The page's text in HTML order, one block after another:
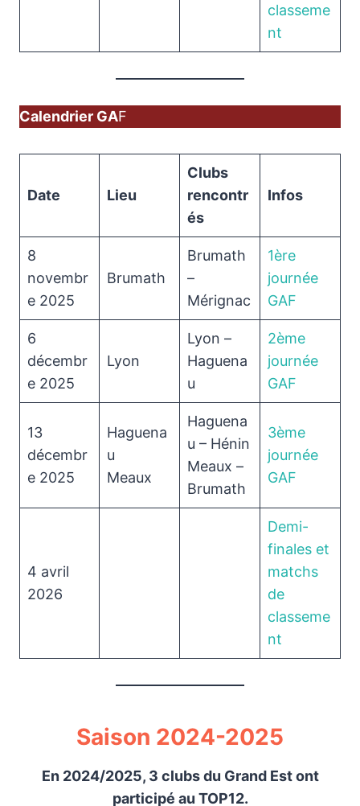
classeme
nt
Calendrier GAF
Date Lieu
Clubs
rencontr
és
Infos
8
novembr
e 2025
Brumath
Brumath
–
Mérignac
1ère
journée
GAF
6
décembr
e 2025
Lyon
Lyon –
Haguena
u
2ème
journée
GAF
13
décembr
e 2025
Haguena
u
Meaux
Haguena
u – Hénin
Meaux –
Brumath
3ème
journée
GAF
4 avril
2026
Demi-
finales et
matchs
de
classeme
nt
Saison 2024-2025
En 2024/2025, 3 clubs du Grand Est ont
participé au TOP12.